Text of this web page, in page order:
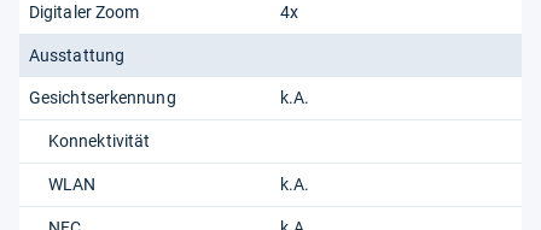
Digitaler Zoom 4x
Ausstattung
Gesichtserkennung k.A.
Konnektivität
WLAN k.A.